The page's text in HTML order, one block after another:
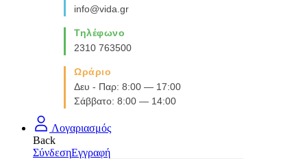
info@vida.gr
Τηλέφωνο
2310 763500
Ωράριο
Δευ - Παρ: 8:00 — 17:00
Σάββατο: 8:00 — 14:00
Λογαριασμός
Back
ΣύνδεσηΕγγραφή